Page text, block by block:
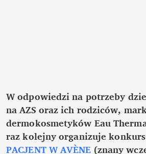
W odpowiedzi na potrzeby
na AZS oraz ich rodziców,
dermokosmetyków Eau
raz kolejny organizuje
PACJENT W AVÈNE (znany